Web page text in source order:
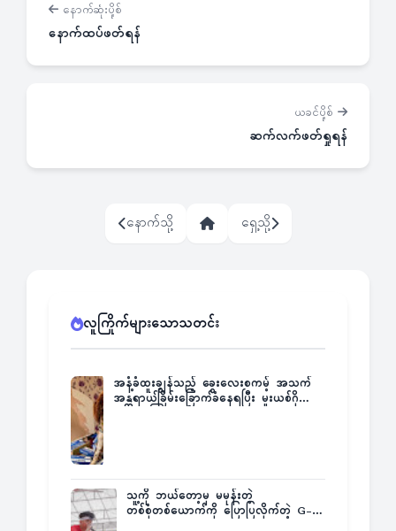
နောက်ဆုံးပို့စ်
နောက်ထပ်ဖတ်ရန်
ယခင်ပို့စ်
ဆက်လက်ဖတ်ရှုရန်
နောက်သို့ ရှေ့သို့
လူကြိုက်များသောသတင်း
အနံ့ခံထူးချွန်သည့် ခွေးလေးစကမ့် အသက်
အန္တရာယ်ခြိမ်းခြောက်ခံနေရပြီး မူးယစ်ဂိုဏ်း
သူ့ကို ဘယ်တော့မှ မမုန်းတဲ့
တစ်စုံတစ်ယောက်ကို ပြောပြလိုက်တဲ့ G-